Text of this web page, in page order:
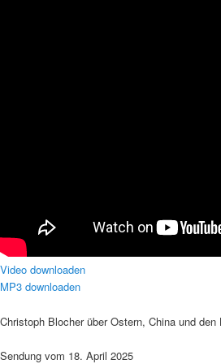
Video downloaden
MP3 downloaden
Christoph Blocher über Ostern, China und
Sendung vom 18. April 2025